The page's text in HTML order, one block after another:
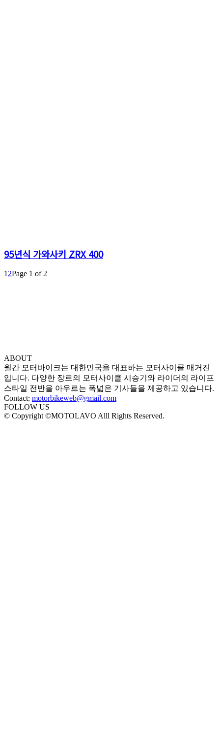
95년식 가와사키 ZRX 400
1 2Page 1 of 2
ABOUT
월간 모터바이크는 대한민국을 대표하는 모터사이클 매거진
입니다. 다양한 장르의 모터사이클 시승기와 라이더의 라이프
스타일 전반을 아우르는 폭넓은 기사들을 제공하고 있습니다.
Contact: motorbikeweb@gmail.com
FOLLOW US
© Copyright ©MOTOLAVO Alll Rights Reserved.